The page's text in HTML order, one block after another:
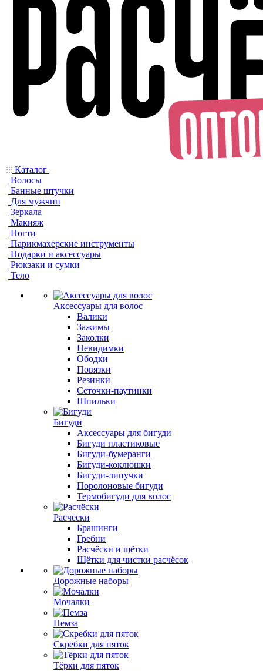
Каталог
Волосы
Банные штучки
Для мужчин
Зеркала
Макияж
Ногти
Парикмахерские инструменты
Подарки и аксессуары
Рюкзаки и сумки
Тело
Аксессуары для волос
Валики
Зажимы
Заколки
Невидимки
Ободки
Повязки
Резинки
Сеточки-паутинки
Шпильки
Бигуди
Аксессуары для бигуди
Бигуди пластиковые
Бигуди-бумеранги
Бигуди-коклюшки
Бигуди-липучки
Поролоновые бигуди
Термобигуди для волос
Расчёски
Брашинги
Гребни
Расчёски и щётки
Щётки для чистки расчёсок
Дорожные наборы
Мочалки
Пемза
Скребки для пяток
Тёрки для пяток